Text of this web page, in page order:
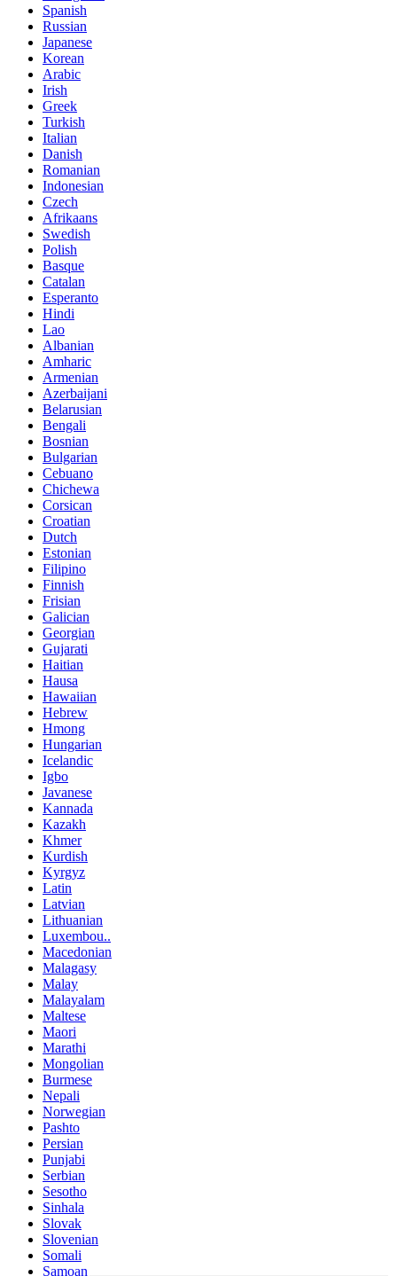
Spanish
Russian
Japanese
Korean
Arabic
Irish
Greek
Turkish
Italian
Danish
Romanian
Indonesian
Czech
Afrikaans
Swedish
Polish
Basque
Catalan
Esperanto
Hindi
Lao
Albanian
Amharic
Armenian
Azerbaijani
Belarusian
Bengali
Bosnian
Bulgarian
Cebuano
Chichewa
Corsican
Croatian
Dutch
Estonian
Filipino
Finnish
Frisian
Galician
Georgian
Gujarati
Haitian
Hausa
Hawaiian
Hebrew
Hmong
Hungarian
Icelandic
Igbo
Javanese
Kannada
Kazakh
Khmer
Kurdish
Kyrgyz
Latin
Latvian
Lithuanian
Luxembou..
Macedonian
Malagasy
Malay
Malayalam
Maltese
Maori
Marathi
Mongolian
Burmese
Nepali
Norwegian
Pashto
Persian
Punjabi
Serbian
Sesotho
Sinhala
Slovak
Slovenian
Somali
Samoan